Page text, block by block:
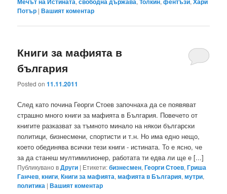
Потър |Вашият коментар
Книги за мафията в
българия
Posted on11.11.2011
След като почина Георги Стоев започнаха да се появяват
страшно много книги за мафията в България. Повечето от
книгите разказват за тъмното минало на някои български
политици, бизнесмени, спортисти и т.н. Но има едно нещо,
което обединява всички тези книги - истината. То е ясно, че
за да станеш мултимилионер, работата ти едва ли ще е [...]
Публикувано вДруги | Етикети:бизнесмен,Георги Стоев,Гриша
Ганчев,книги,Книги за мафията,мафията в България,мутри,
политика |Вашият коментар